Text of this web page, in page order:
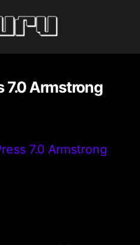
7.0 Armstrong
7.0 Armstrong